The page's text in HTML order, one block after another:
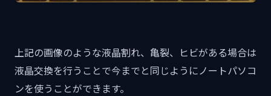
上記の画像のような液晶割れ、亀裂、ヒビがある場合は
液晶交換を行うことで今までと同じようにノートパソコ
ンを使うことができます。